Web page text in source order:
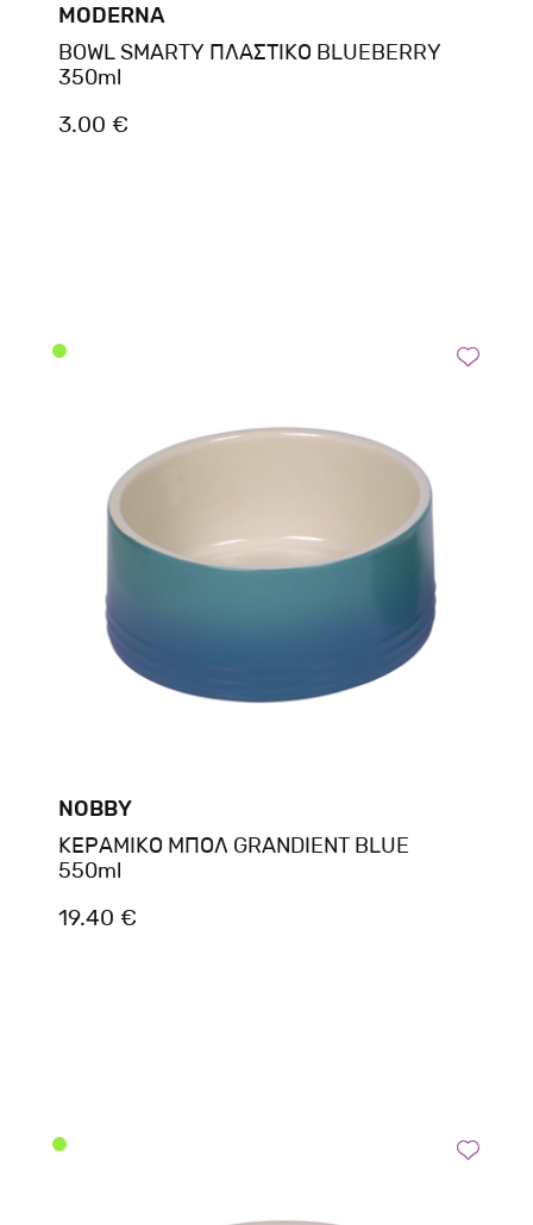
MODERNA
BOWL SMARTY ΠΛΑΣΤΙΚΟ BLUEBERRY
350ml
3.00 €
NOBBY
ΚΕΡΑΜΙΚΟ ΜΠΟΛ GRANDIENT BLUE
550ml
19.40 €